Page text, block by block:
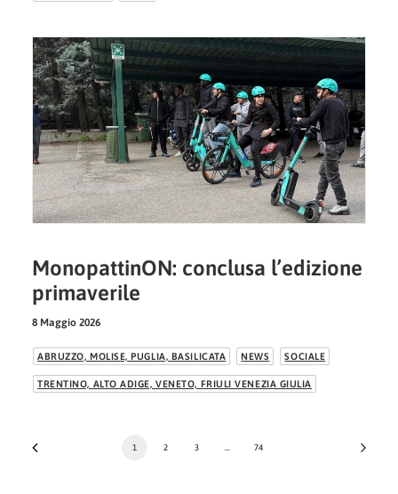
MonopattinON: conclusa l’edizione
primaverile
8 Maggio 2026
ABRUZZO, MOLISE, PUGLIA, BASILICATA NEWS SOCIALE
TRENTINO, ALTO ADIGE, VENETO, FRIULI VENEZIA GIULIA
1 2 3 74